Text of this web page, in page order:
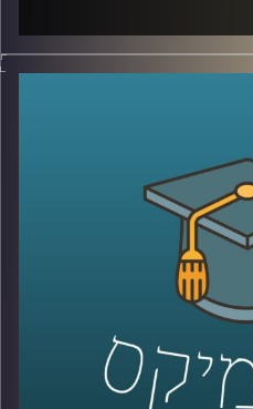
בנט הודיע על התפזרות
פי הצהרתו, במטרה למנוע
פרופ' רבקה ווייל מרצה
לדבר על יחסי הכוחות בין
לא ירד מהכותרות